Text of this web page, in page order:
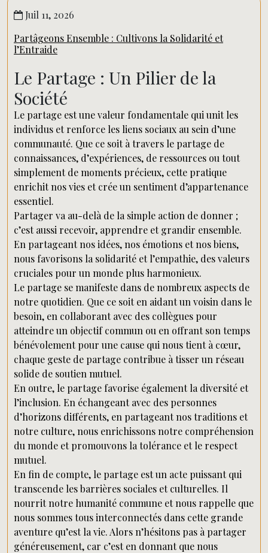
Juil 11, 2026
Partâgeons Ensemble : Cultivons la Solidarité et
l’Entraide
Le Partage : Un Pilier de la
Société
Le partage est une valeur fondamentale qui unit les
individus et renforce les liens sociaux au sein d’une
communauté. Que ce soit à travers le partage de
connaissances, d’expériences, de ressources ou tout
simplement de moments précieux, cette pratique
enrichit nos vies et crée un sentiment d’appartenance
essentiel.
Partager va au-delà de la simple action de donner ;
c’est aussi recevoir, apprendre et grandir ensemble.
En partageant nos idées, nos émotions et nos biens,
nous favorisons la solidarité et l’empathie, des valeurs
cruciales pour un monde plus harmonieux.
Le partage se manifeste dans de nombreux aspects de
notre quotidien. Que ce soit en aidant un voisin dans le
besoin, en collaborant avec des collègues pour
atteindre un objectif commun ou en offrant son temps
bénévolement pour une cause qui nous tient à cœur,
chaque geste de partage contribue à tisser un réseau
solide de soutien mutuel.
En outre, le partage favorise également la diversité et
l’inclusion. En échangeant avec des personnes
d’horizons différents, en partageant nos traditions et
notre culture, nous enrichissons notre compréhension
du monde et promouvons la tolérance et le respect
mutuel.
En fin de compte, le partage est un acte puissant qui
transcende les barrières sociales et culturelles. Il
nourrit notre humanité commune et nous rappelle que
nous sommes tous interconnectés dans cette grande
aventure qu’est la vie. Alors n’hésitons pas à partager
généreusement, car c’est en donnant que nous